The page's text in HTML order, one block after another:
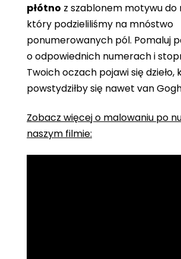
płótno z szablonem motywu do
który podzieliliśmy na mnóstwo
ponumerowanych pól. Pomaluj
o odpowiednich numerach i
Twoich oczach pojawi się dzieło,
powstydziłby się nawet van
Zobacz więcej o malowaniu po
naszym filmie: